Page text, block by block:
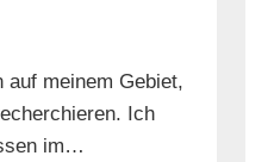
auf meinem Gebiet,
Ich
im…